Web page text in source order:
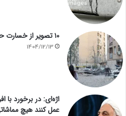
۱۰ تصویر از خسارت حمله هوایی به خیابان‌های تهران
1404/12/13
اژه‌ای: در برخورد با
عمل کنند هیچ